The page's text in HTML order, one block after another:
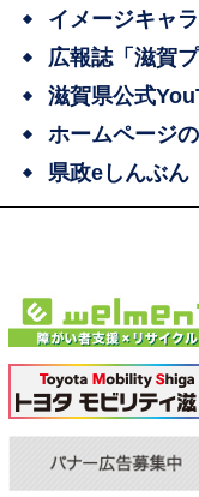
イメージキャ
広報誌「滋賀
滋賀県公式
ホームページ
県政eしんぶん